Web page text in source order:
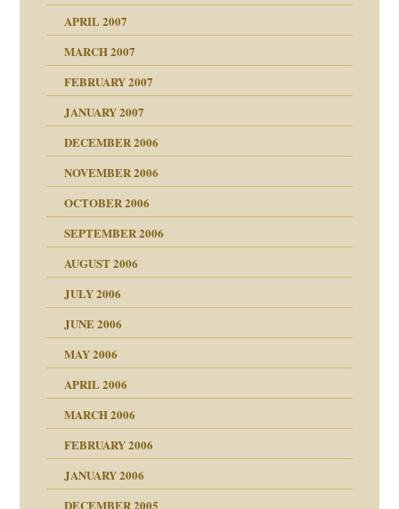
voller Absicht!"
APRIL 2007
MARCH 2007
FEBRUARY 2007
JANUARY 2007
DECEMBER 2006
NOVEMBER 2006
OCTOBER 2006
SEPTEMBER 2006
AUGUST 2006
JULY 2006
JUNE 2006
MAY 2006
APRIL 2006
MARCH 2006
FEBRUARY 2006
JANUARY 2006
DECEMBER 2005